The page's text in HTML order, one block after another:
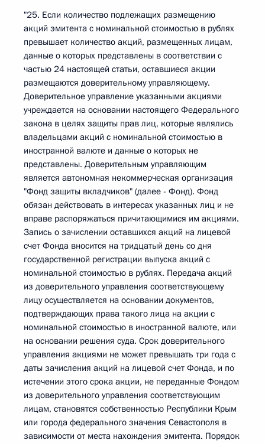
"25. Если количество подлежащих размещению
акций эмитента с номинальной стоимостью в рублях
превышает количество акций, размещенных лицам,
данные о которых представлены в соответствии с
частью 24 настоящей статьи, оставшиеся акции
размещаются доверительному управляющему.
Доверительное управление указанными акциями
учреждается на основании настоящего Федерального
закона в целях защиты прав лиц, которые являлись
владельцами акций с номинальной стоимостью в
иностранной валюте и данные о которых не
представлены. Доверительным управляющим
является автономная некоммерческая организация
"Фонд защиты вкладчиков" (далее - Фонд). Фонд
обязан действовать в интересах указанных лиц и не
вправе распоряжаться причитающимися им акциями.
Запись о зачислении оставшихся акций на лицевой
счет Фонда вносится на тридцатый день со дня
государственной регистрации выпуска акций с
номинальной стоимостью в рублях. Передача акций
из доверительного управления соответствующему
лицу осуществляется на основании документов,
подтверждающих права такого лица на акции с
номинальной стоимостью в иностранной валюте, или
на основании решения суда. Срок доверительного
управления акциями не может превышать три года с
даты зачисления акций на лицевой счет Фонда, и по
истечении этого срока акции, не переданные Фондом
из доверительного управления соответствующим
лицам, становятся собственностью Республики Крым
или города федерального значения Севастополя в
зависимости от места нахождения эмитента. Порядок